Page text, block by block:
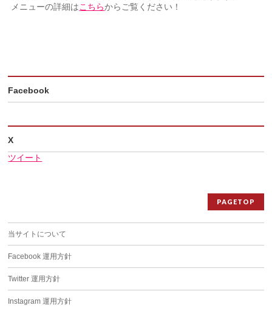
メニューの詳細はこちらからご覧ください！
Facebook
X
ツイート
PAGETOP
当サイトについて
Facebook 運用方針
Twitter 運用方針
Instagram 運用方針